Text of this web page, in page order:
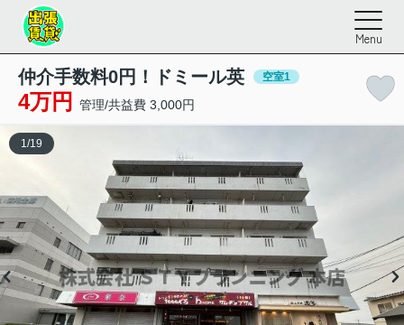
Menu
仲介手数料0円！ドミール英 空室1
4万円 管理/共益費 3,000円
1 /19